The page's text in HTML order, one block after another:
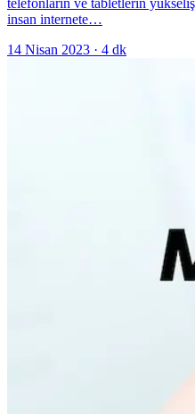
telefonların ve tabletlerin
insan internete…
14 Nisan 2023 · 4 dk